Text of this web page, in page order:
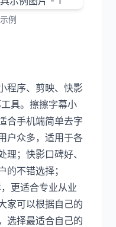
例
程序、剪映、快影
具。擦擦字幕小
合手机端简单去字
户众多，适用于各
理；快影口碑好、
的不错选择；
更适合专业从业
家可以根据自己的
选择最适合自己的